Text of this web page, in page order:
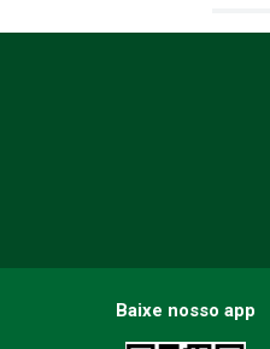
Baixe nosso app